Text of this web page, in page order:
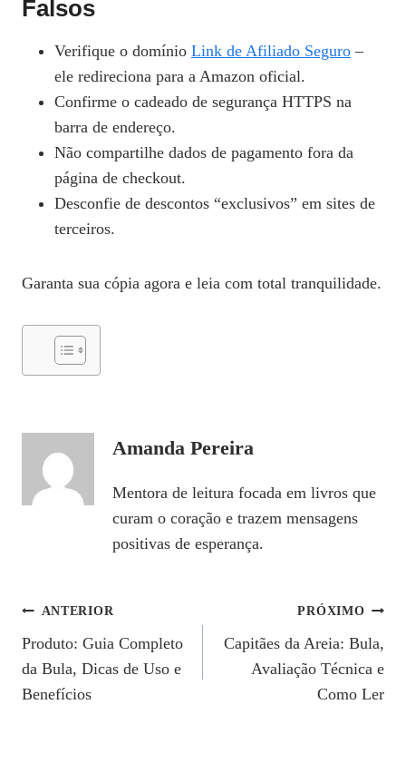
Falsos
Verifique o domínio Link de Afiliado Seguro –
ele redireciona para a Amazon oficial.
Confirme o cadeado de segurança HTTPS na
barra de endereço.
Não compartilhe dados de pagamento fora da
página de checkout.
Desconfie de descontos “exclusivos” em sites de
terceiros.
Garanta sua cópia agora e leia com total tranquilidade.
Amanda Pereira
Mentora de leitura focada em livros que
curam o coração e trazem mensagens
positivas de esperança.
Navegação
De
Post
ANTERIOR
Produto: Guia Completo
da Bula, Dicas de Uso e
Benefícios
PRÓXIMO
Capitães da Areia: Bula,
Avaliação Técnica e
Como Ler